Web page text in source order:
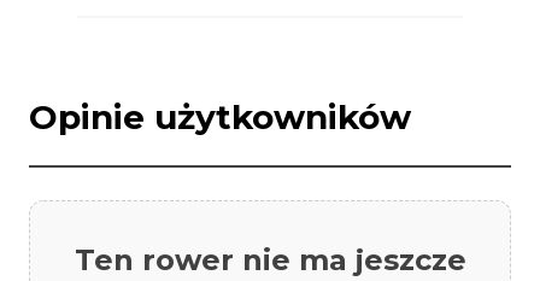
Opinie użytkowników
Ten rower nie ma jeszcze